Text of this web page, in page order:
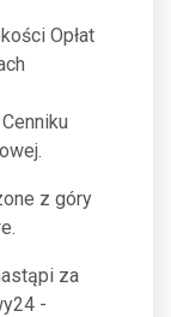
Opłat
z góry
za
-